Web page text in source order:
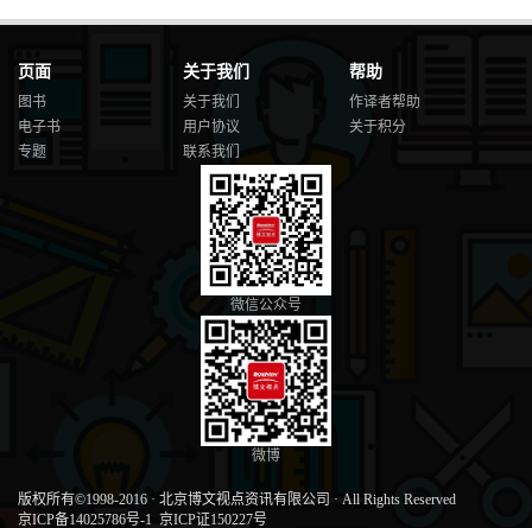
页面
图书
电子书
专题
关于我们
关于我们
用户协议
联系我们
帮助
作译者帮助
关于积分
微信公众号
微博
版权所有©1998-2016 · 北京博文视点资讯有限公司 · All Rights Reserved
京ICP备14025786号-1 京ICP证150227号